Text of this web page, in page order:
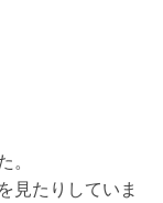
。
見たりしていま